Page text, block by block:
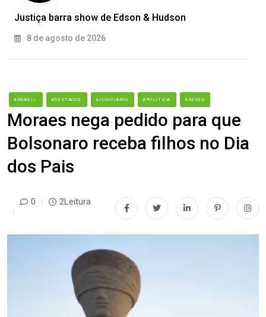
Justiça barra show de Edson & Hudson
8 de agosto de 2026
#BRASIL #DESTAQUE #JUDICIÁRIO #POLÍTICA #REDES
Moraes nega pedido para que
Bolsonaro receba filhos no Dia
dos Pais
0 2Leitura